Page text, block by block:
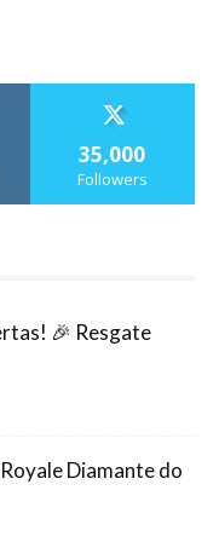
35,000
Followers
🎉 Resgate
Diamante do